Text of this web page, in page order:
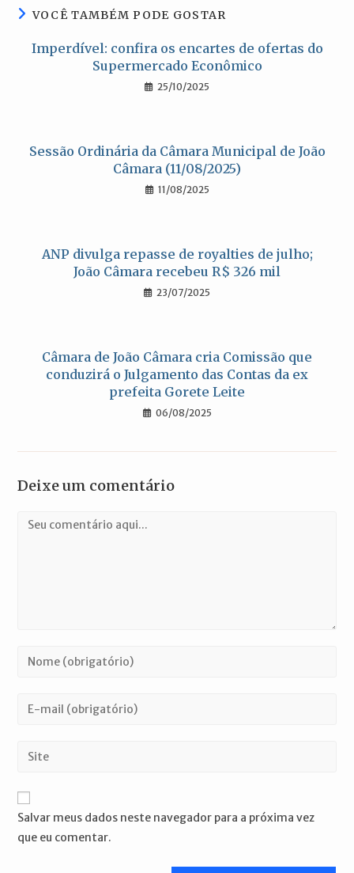
VOCÊ TAMBÉM PODE GOSTAR
Imperdível: confira os encartes de ofertas do
Supermercado Econômico
25/10/2025
Sessão Ordinária da Câmara Municipal de João
Câmara (11/08/2025)
11/08/2025
ANP divulga repasse de royalties de julho;
João Câmara recebeu R$ 326 mil
23/07/2025
Câmara de João Câmara cria Comissão que
conduzirá o Julgamento das Contas da ex
prefeita Gorete Leite
06/08/2025
Deixe um comentário
Comentário
Digite
ou
de
para
comentar
Digite
de
mail
para
comentar
Digite
URL
do
site
Salvar meus dados neste navegador para a próxima vez
que eu comentar.